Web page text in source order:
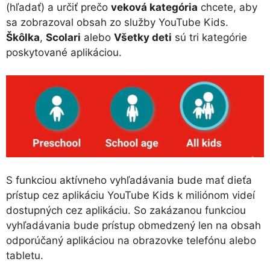
(hľadať) a určiť prečo veková kategória chcete, aby
sa zobrazoval obsah zo služby YouTube Kids.
Škôlka, Scolari alebo Všetky deti sú tri kategórie
poskytované aplikáciou.
S funkciou aktívneho vyhľadávania bude mať dieťa
prístup cez aplikáciu YouTube Kids k miliónom videí
dostupných cez aplikáciu. So zakázanou funkciou
vyhľadávania bude prístup obmedzený len na obsah
odporúčaný aplikáciou na obrazovke telefónu alebo
tabletu.